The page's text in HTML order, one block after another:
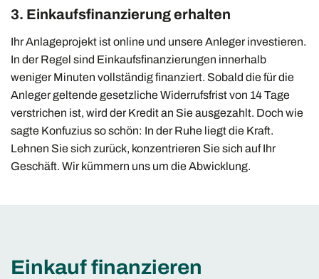
3. Einkaufsfinanzierung erhalten
Ihr Anlageprojekt ist online und unsere Anleger investieren.
In der Regel sind Einkaufsfinanzierungen innerhalb
weniger Minuten vollständig finanziert. Sobald die für die
Anleger geltende gesetzliche Widerrufsfrist von 14 Tage
verstrichen ist, wird der Kredit an Sie ausgezahlt. Doch wie
sagte Konfuzius so schön: In der Ruhe liegt die Kraft.
Lehnen Sie sich zurück, konzentrieren Sie sich auf Ihr
Geschäft. Wir kümmern uns um die Abwicklung.
Einkauf finanzieren